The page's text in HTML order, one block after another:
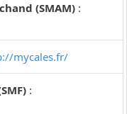
(SMAM) :
mycales.fr/
: